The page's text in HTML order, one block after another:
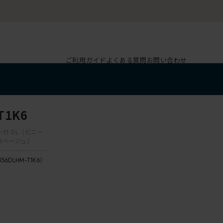
ご利用ガイド よくある質問お問い合わせ
DL（ビニー
ージュ］
T1K6）